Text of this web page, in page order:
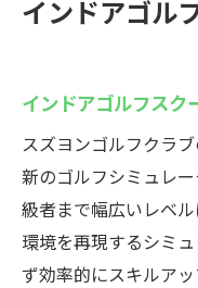
インドアゴル
インドアゴルフスク
スズヨンゴルフクラ
新のゴルフシミュレ
級者まで幅広いレベ
環境を再現するシミ
ず効率的にスキルア